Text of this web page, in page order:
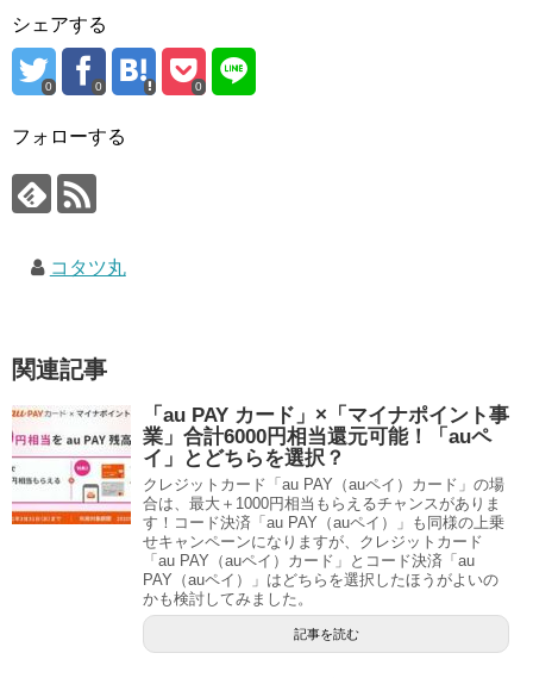
シェアする
0 0 0
フォローする
コタツ丸
関連記事
「au PAY カード」×「マイナポイント事
業」合計6000円相当還元可能！「auペ
イ」とどちらを選択？
クレジットカード「au PAY（auペイ）カード」の場
合は、最大＋1000円相当もらえるチャンスがありま
す！コード決済「au PAY（auペイ）」も同様の上乗
せキャンペーンになりますが、クレジットカード
「au PAY（auペイ）カード」とコード決済「au
PAY（auペイ）」はどちらを選択したほうがよいの
かも検討してみました。
記事を読む